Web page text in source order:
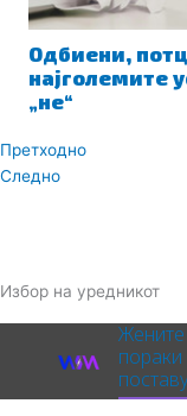
Одбиени,
најголемите
„не“
Prev
Претходно
Следно
Next
Избор на уредникот